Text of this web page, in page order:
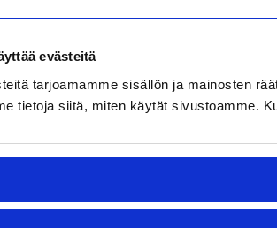
evästeitä
tarjoamamme sisällön ja mainosten
tietoja siitä, miten käytät sivustoamme.